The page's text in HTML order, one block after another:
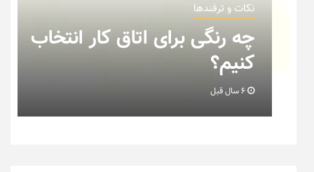
نکات و ترفندها
نکاتی که باید به هنگام چیدمان
خانه عروس بدانیم + تصویر